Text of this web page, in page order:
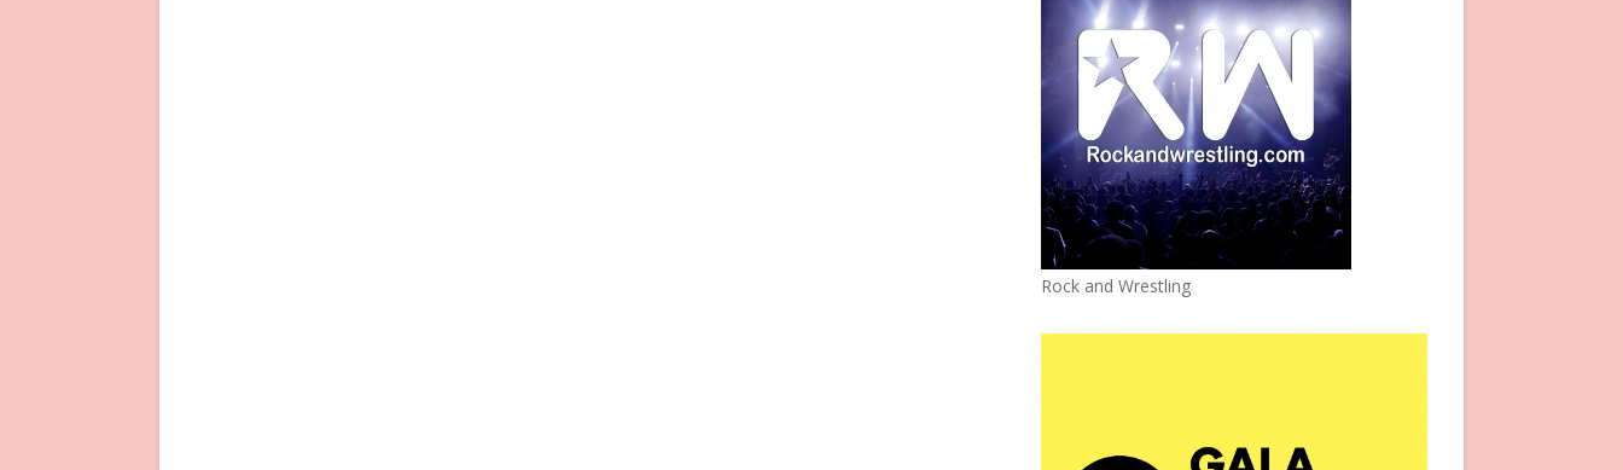
Rock and Wrestling